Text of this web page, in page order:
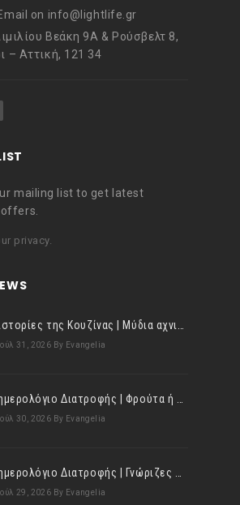
on info@lightlife.gr
Βεάκη 9Α & Ρούσβελτ 8,
– Αττική, 121 34
mailing list to get latest
privacy.
Ιούλ 31, 2026 By Evangelia
Ιούλ 30, 2026 By Evangelia
Ιούλ 29, 2026 By Evangelia